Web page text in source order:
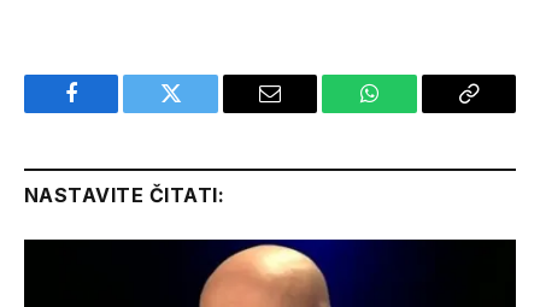
Facebook Twitter Email WhatsApp Copy
NASTAVITE ČITATI: